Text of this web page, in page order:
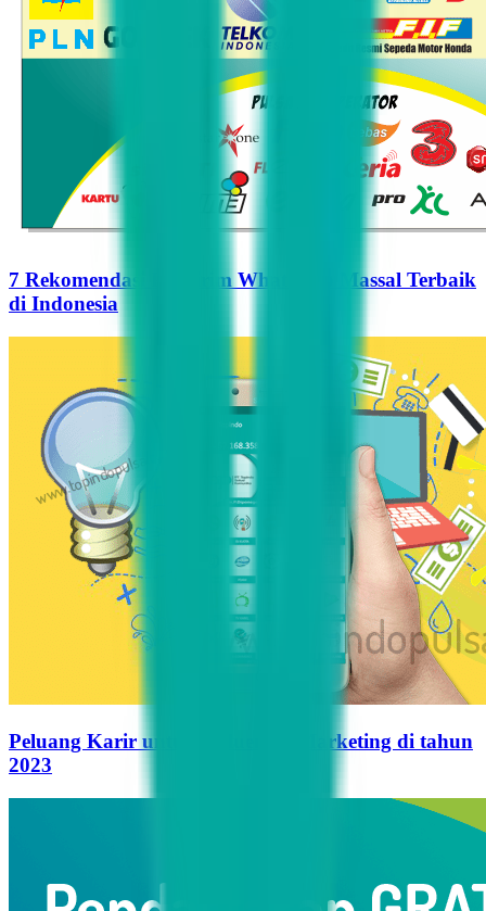
7 Rekomendasi Pengirim WhatsApp Massal Terbaik
di Indonesia
Peluang Karir untuk Influencer Marketing di tahun
2023